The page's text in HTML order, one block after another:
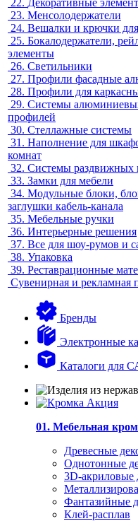
22. Декоративные
23. Менсолодержатели
24. Вешалки и крючки
25. Бокалодержатели,
элементы
26. Светильники
27. Профили фасадные
28. Профили для
29. Системы
профилей
30. Стеллажные системы
31. Наполнение для
комнат
32. Системы раздвижных
33. Замки для мебели
34. Модульные блоки,
заглушки кабель-канала
35. Мебельные ручки
36. Интерьерные решения
37. Все для шоу-румов и
38. Упаковка
39. Реставрационные
Сувенирная и рекламная
Бренды
Электронные
Каталоги для
01. Мебельная
Древесные
Однотонные
3D-акриловые
Фантазийные
Клей-расплав